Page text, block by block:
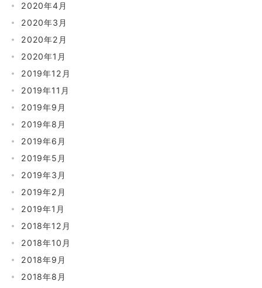
2020年4月
2020年3月
2020年2月
2020年1月
2019年12月
2019年11月
2019年9月
2019年8月
2019年6月
2019年5月
2019年3月
2019年2月
2019年1月
2018年12月
2018年10月
2018年9月
2018年8月